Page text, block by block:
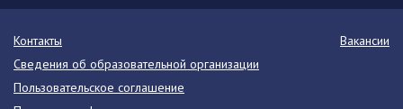
Контакты
Вакансии
Сведения об образовательной организации
Пользовательское соглашение